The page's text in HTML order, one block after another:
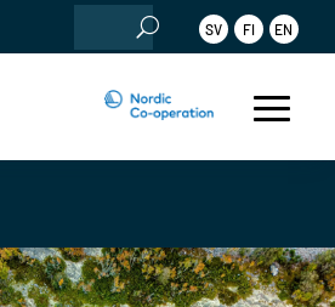
Search
for:
SV FI EN